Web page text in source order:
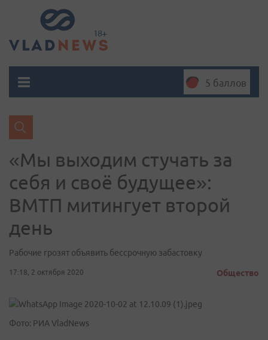
5 баллов
«Мы выходим стучать за
себя и своё будущее»:
ВМТП митингует второй
день
Рабочие грозят объявить бессрочную забастовку
17:18, 2 октября 2020 Общество
Фото: РИА VladNews